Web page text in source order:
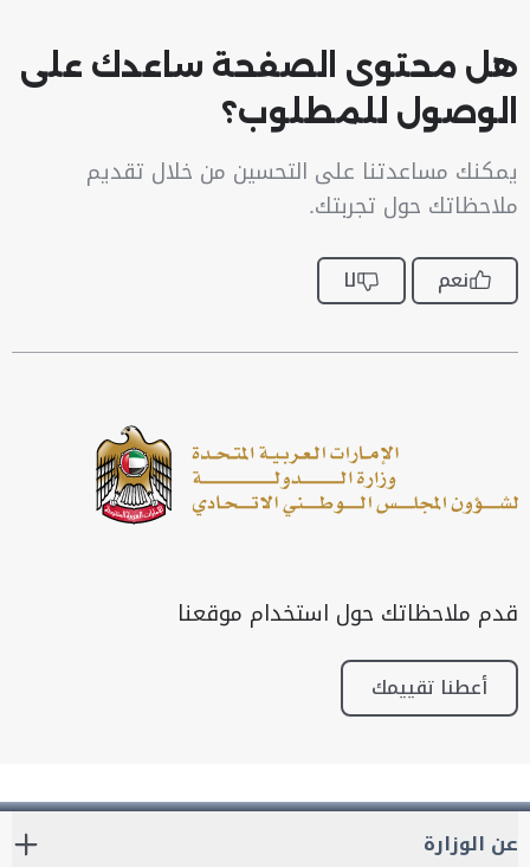
هل محتوى الصفحة ساعدك على
الوصول للمطلوب؟
يمكنك مساعدتنا على التحسين من خلال تقديم
ملاحظاتك حول تجربتك.
نعم لا
قدم ملاحظاتك حول استخدام موقعنا
أعطنا تقييمك
عن الوزارة